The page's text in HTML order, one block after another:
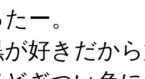
ー。
好きだか